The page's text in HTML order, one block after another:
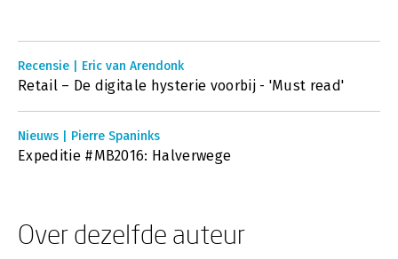
Recensie | Eric van Arendonk
Retail – De digitale hysterie voorbij - 'Must read'
Nieuws | Pierre Spaninks
Expeditie #MB2016: Halverwege
Over dezelfde auteur